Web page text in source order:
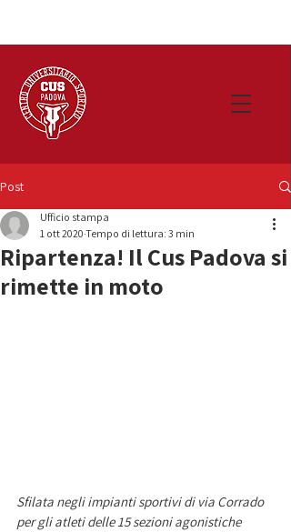
Post
Ripartenza! Il Cus Padova si
rimette in moto
Ufficio stampa
1 ott 2020 Tempo di lettura: 3 min
Sfilata negli impianti sportivi di via Corrado
per gli atleti delle 15 sezioni agonistiche